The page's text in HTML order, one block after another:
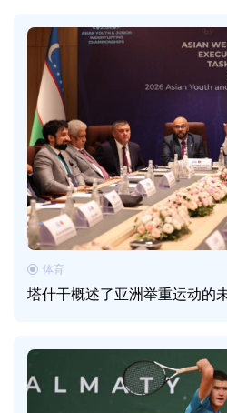
塔什干概述了亚洲举重运动的
体育